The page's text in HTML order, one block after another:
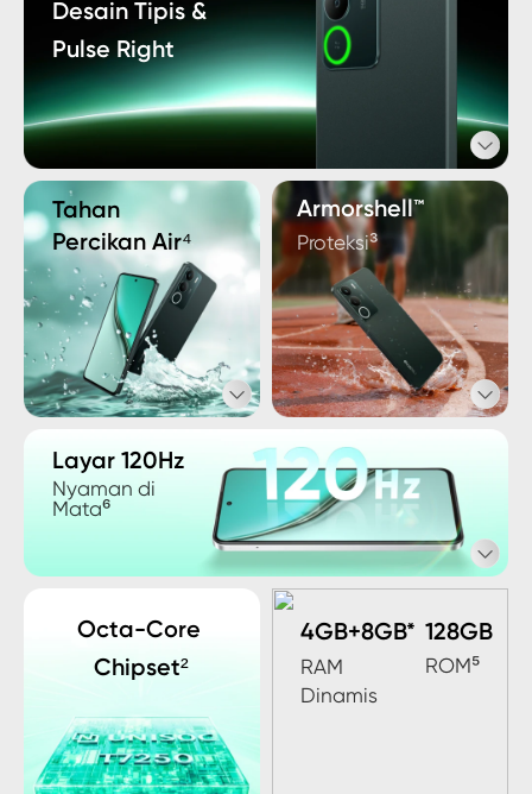
ROM⁵
128GB
RAM
Dinamis
4GB+8GB*
Octa-Core
Chipset²
Nyaman di
Mata⁶
Layar 120Hz
Proteksi³
Armorshell™
Tahan
Percikan Air⁴
Desain Tipis &
Pulse Right